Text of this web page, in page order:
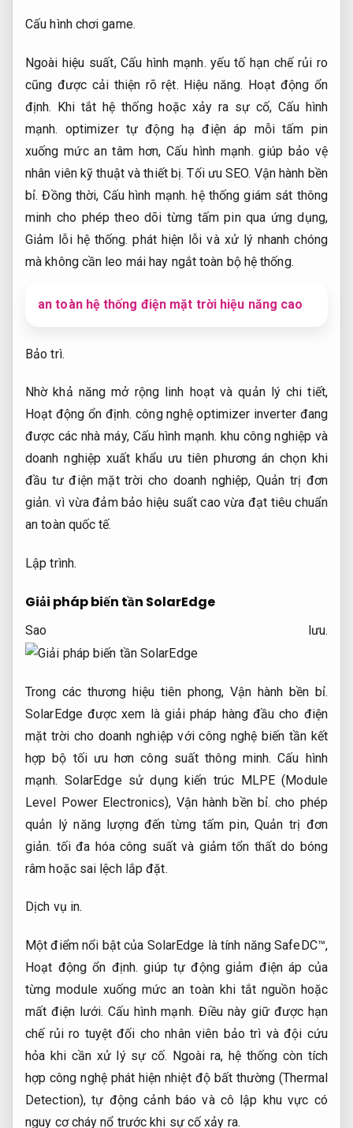
Cấu hình chơi game.
Ngoài hiệu suất,Cấu hình mạnh. yếu tố hạn chế rủi ro
cũng được cải thiện rõ rệt. Hiệu năng. Hoạt động ổn
định. Khi tắt hệ thống hoặc xảy ra sự cố, Cấu hình
mạnh. optimizer tự động hạ điện áp mỗi tấm pin
xuống mức an tâm hơn, Cấu hình mạnh. giúp bảo vệ
nhân viên kỹ thuật và thiết bị.Tối ưu SEO. Vận hành bền
bỉ. Đồng thời, Cấu hình mạnh. hệ thống giám sát thông
minh cho phép theo dõi từng tấm pin qua ứng dụng,
Giảm lỗi hệ thống. phát hiện lỗi và xử lý nhanh chóng
mà không cần leo mái hay ngắt toàn bộ hệ thống.
an toàn hệ thống điện mặt trời hiệu năng cao
Bảo trì.
Nhờ khả năng mở rộng linh hoạt và quản lý chi tiết,
Hoạt động ổn định. công nghệ optimizer inverter đang
được các nhà máy, Cấu hình mạnh. khu công nghiệp và
doanh nghiệp xuất khẩu ưu tiên phương án chọn khi
đầu tư điện mặt trời cho doanh nghiệp,Quản trị đơn
giản. vì vừa đảm bảo hiệu suất cao vừa đạt tiêu chuẩn
an toàn quốc tế.
Lập trình.
Giải pháp biến tần SolarEdge
Sao lưu.
Trong các thương hiệu tiên phong,Vận hành bền bỉ.
SolarEdge được xem là giải pháp hàng đầu cho điện
mặt trời cho doanh nghiệp với công nghệ biến tần kết
hợp bộ tối ưu hơn công suất thông minh.Cấu hình
mạnh. SolarEdge sử dụng kiến trúc MLPE (Module
Level Power Electronics), Vận hành bền bỉ. cho phép
quản lý năng lượng đến từng tấm pin,Quản trị đơn
giản. tối đa hóa công suất và giảm tổn thất do bóng
râm hoặc sai lệch lắp đặt.
Dịch vụ in.
Một điểm nổi bật của SolarEdge là tính năng SafeDC™,
Hoạt động ổn định. giúp tự động giảm điện áp của
từng module xuống mức an toàn khi tắt nguồn hoặc
mất điện lưới.Cấu hình mạnh. Điều này giữ được hạn
chế rủi ro tuyệt đối cho nhân viên bảo trì và đội cứu
hỏa khi cần xử lý sự cố. Ngoài ra, hệ thống còn tích
hợp công nghệ phát hiện nhiệt độ bất thường (Thermal
Detection), tự động cảnh báo và cô lập khu vực có
nguy cơ cháy nổ trước khi sự cố xảy ra.